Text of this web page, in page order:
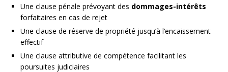
Une clause pénale prévoyant des dommages-intérêts
forfaitaires en cas de rejet
Une clause de réserve de propriété jusqu’à l’encaissement
effectif
Une clause attributive de compétence facilitant les
poursuites judiciaires